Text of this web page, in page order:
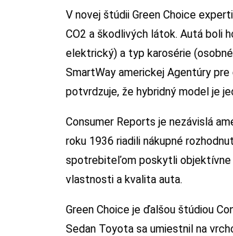
V novej štúdii Green Choice
CO2 a škodlivých látok. Autá boli
elektrický) a typ karosérie
SmartWay americkej Agentúry
potvrdzuje, že hybridný model je
Consumer Reports je nezávislá
roku 1936 riadili nákupné
spotrebiteľom poskytli objektívne
vlastnosti a kvalita auta.
Green Choice je ďalšou štúdiou
Sedan Toyota sa umiestnil na